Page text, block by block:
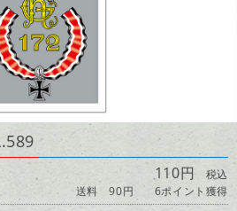
110円 税込
送料 90円
6ポイント獲得